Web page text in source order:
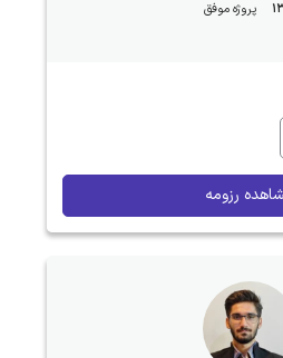
پروژه موفق
رزومه